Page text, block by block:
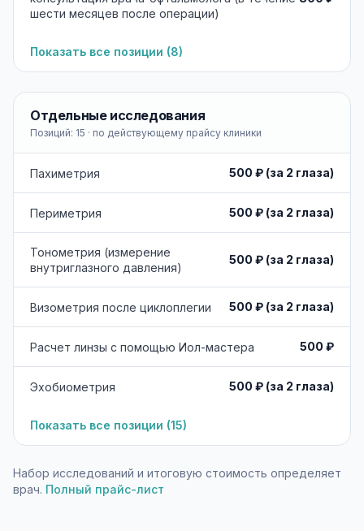
шести месяцев после операции)
Показать все позиции (8)
Отдельные исследования
Позиций: 15 · по действующему прайсу клиники
Пахиметрия 500 ₽ (за 2 глаза)
Периметрия 500 ₽ (за 2 глаза)
Тонометрия (измерение
внутриглазного давления)
500 ₽ (за 2 глаза)
Визометрия после циклоплегии 500 ₽ (за 2 глаза)
Расчет линзы с помощью Иол-мастера 500 ₽
Эхобиометрия 500 ₽ (за 2 глаза)
Показать все позиции (15)
Набор исследований и итоговую стоимость определяет
врач. Полный прайс-лист